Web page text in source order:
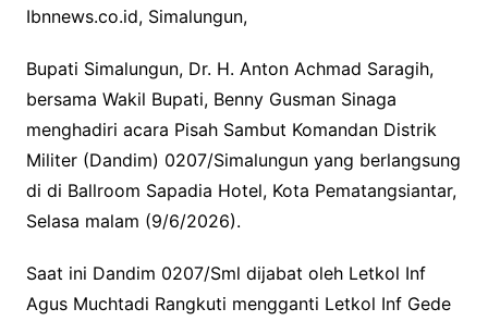
Ibnnews.co.id, Simalungun,
Bupati Simalungun, Dr. H. Anton Achmad Saragih,
bersama Wakil Bupati, Benny Gusman Sinaga
menghadiri acara Pisah Sambut Komandan Distrik
Militer (Dandim) 0207/Simalungun yang berlangsung
di di Ballroom Sapadia Hotel, Kota Pematangsiantar,
Selasa malam (9/6/2026).
Saat ini Dandim 0207/Sml dijabat oleh Letkol Inf
Agus Muchtadi Rangkuti mengganti Letkol Inf Gede